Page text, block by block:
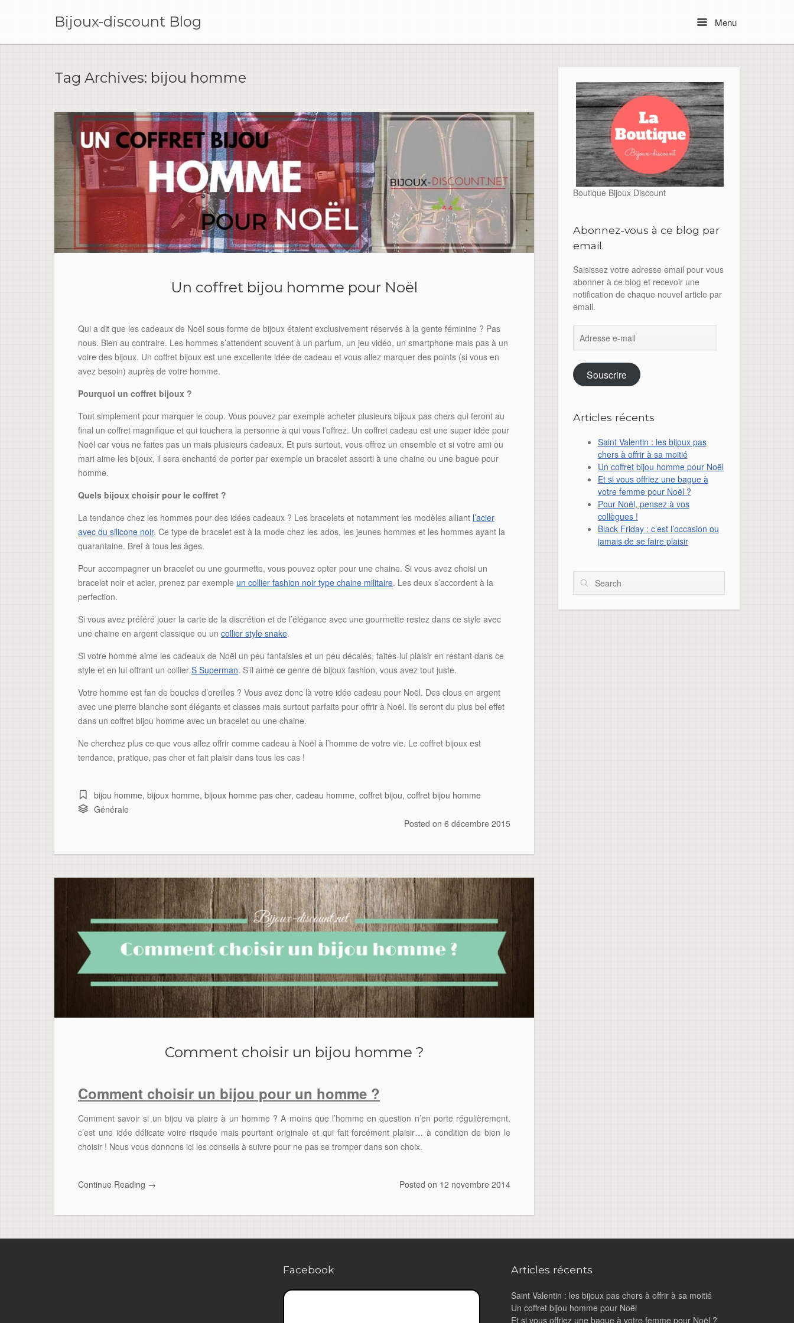
Bijoux-discount Blog MenuMenu
Tag Archives: bijou homme
Un coffret bijou homme pour Noël
Qui a dit que les cadeaux de Noël sous forme de bijoux étaient exclusivement réservés à la gente féminine ? Pas
nous. Bien au contraire. Les hommes s’attendent souvent à un parfum, un jeu vidéo, un smartphone mais pas à un
voire des bijoux. Un coffret bijoux est une excellente idée de cadeau et vous allez marquer des points (si vous en
avez besoin) auprès de votre homme.
Pourquoi un coffret bijoux ?
Tout simplement pour marquer le coup. Vous pouvez par exemple acheter plusieurs bijoux pas chers qui feront au
final un coffret magnifique et qui touchera la personne à qui vous l’offrez. Un coffret cadeau est une super idée pour
Noël car vous ne faites pas un mais plusieurs cadeaux. Et puis surtout, vous offrez un ensemble et si votre ami ou
mari aime les bijoux, il sera enchanté de porter par exemple un bracelet assorti à une chaine ou une bague pour
homme.
Quels bijoux choisir pour le coffret ?
La tendance chez les hommes pour des idées cadeaux ? Les bracelets et notamment les modèles alliant l’acier
avec du silicone noir. Ce type de bracelet est à la mode chez les ados, les jeunes hommes et les hommes ayant la
quarantaine. Bref à tous les âges.
Pour accompagner un bracelet ou une gourmette, vous pouvez opter pour une chaine. Si vous avez choisi un
bracelet noir et acier, prenez par exemple un collier fashion noir type chaine militaire. Les deux s’accordent à la
perfection.
Si vous avez préféré jouer la carte de la discrétion et de l’élégance avec une gourmette restez dans ce style avec
une chaine en argent classique ou un collier style snake.
Si votre homme aime les cadeaux de Noël un peu fantaisies et un peu décalés, faites-lui plaisir en restant dans ce
style et en lui offrant un collier S Superman. S’il aime ce genre de bijoux fashion, vous avez tout juste.
Votre homme est fan de boucles d’oreilles ? Vous avez donc là votre idée cadeau pour Noël. Des clous en argent
avec une pierre blanche sont élégants et classes mais surtout parfaits pour offrir à Noël. Ils seront du plus bel effet
dans un coffret bijou homme avec un bracelet ou une chaine.
Ne cherchez plus ce que vous allez offrir comme cadeau à Noël à l’homme de votre vie. Le coffret bijoux est
tendance, pratique, pas cher et fait plaisir dans tous les cas !
bijou homme, bijoux homme, bijoux homme pas cher, cadeau homme, coffret bijou, coffret bijou homme
Générale
Posted on 6 décembre 2015
Comment choisir un bijou homme ?
Comment choisir un bijou pour un homme ?
Comment savoir si un bijou va plaire à un homme ? A moins que l’homme en question n’en porte régulièrement,
c’est une idée délicate voire risquée mais pourtant originale et qui fait forcément plaisir… à condition de bien le
choisir ! Nous vous donnons ici les conseils à suivre pour ne pas se tromper dans son choix.
Continue Reading → Posted on 12 novembre 2014
Boutique Bijoux Discount
Abonnez-vous à ce blog par
email.
Saisissez votre adresse email pour vous
abonner à ce blog et recevoir une
notification de chaque nouvel article par
email.
e-
Souscrire
Articles récents
Saint Valentin : les bijoux pas
chers à offrir à sa moitié
Un coffret bijou homme pour Noël
Et si vous offriez une bague à
votre femme pour Noël ?
Pour Noël, pensez à vos
collègues !
Black Friday : c’est l’occasion ou
jamais de se faire plaisir
Search
Articles récents
Saint Valentin : les bijoux pas chers à offrir à sa moitié
Un coffret bijou homme pour Noël
Et si vous offriez une bague à votre femme pour Noël ?
Facebook